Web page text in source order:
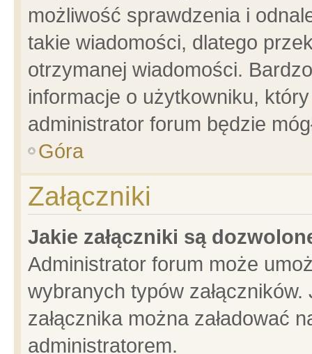
możliwość sprawdzenia i
takie wiadomości, dlatego
otrzymanej wiadomości.
informacje o użytkowniku,
administrator forum będzie
Góra
Załączniki
Jakie załączniki są
Administrator forum może
wybranych typów
załącznika można załadować
administratorem.